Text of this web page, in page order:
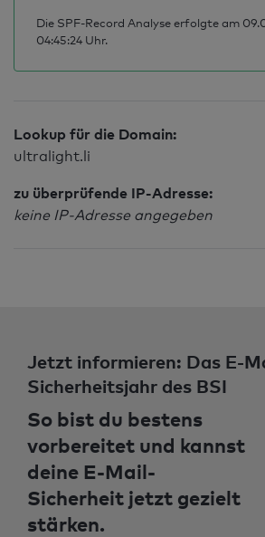
Die SPF-Record Analyse erfolgte am
04:45:24 Uhr.
Lookup für die Domain:
ultralight.li
zu überprüfende IP-Adresse:
keine IP-Adresse angegeben
Jetzt informieren: Das E-
Sicherheitsjahr des BSI
So bist du bestens
vorbereitet und kannst
deine E-Mail-
Sicherheit jetzt gezielt
stärken.